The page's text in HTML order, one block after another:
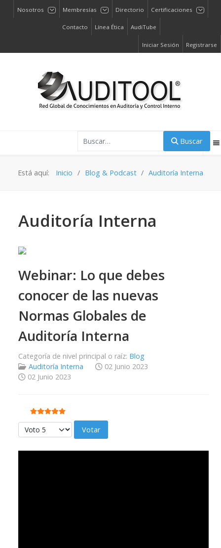
Nosotros Membresías Directorio Certificaciones
Contacto Línea Ética AudiTube
Iniciar Sesión Registrarse
Buscar
Está aquí: Inicio Blog & Podcast Auditoría Interna
Auditoría Interna
Webinar: Lo que debes
conocer de las nuevas
Normas Globales de
Auditoría Interna
Categoría de nivel principal o raíz: Blog
Auditoría Interna
02 Junio 2023
02 Junio 2023
Ratio:5/5
Por favor, vote